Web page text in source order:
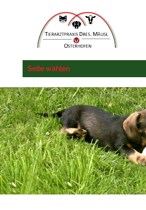
Seite wählen